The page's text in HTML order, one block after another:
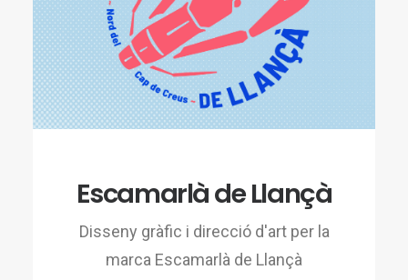
Escamarlà de Llançà
Disseny gràfic i direcció d'art per la
marca Escamarlà de Llançà